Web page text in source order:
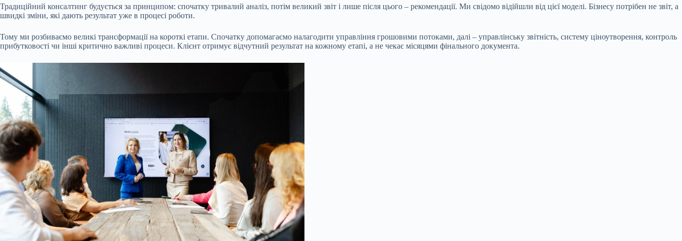
Традиційний консалтинг будується за принципом: спочатку тривалий аналіз, потім великий звіт і лише після цього – рекомендації. Ми свідомо відійшли від цієї моделі. Бізнесу потрібен не звіт, а
швидкі зміни, які дають результат уже в процесі роботи.
Тому ми розбиваємо великі трансформації на короткі етапи. Спочатку допомагаємо налагодити управління грошовими потоками, далі – управлінську звітність, систему ціноутворення, контроль
прибутковості чи інші критично важливі процеси. Клієнт отримує відчутний результат на кожному етапі, а не чекає місяцями фінального документа.